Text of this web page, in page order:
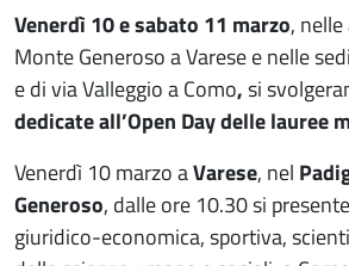
Venerdì 10 e sabato 11 marzo,
Monte Generoso a Varese e nelle
e di via Valleggio a Como,si
dedicate all’Open Day delle lauree
Venerdì 10 marzo aVarese, nel
Generoso, dalle ore 10.30 si
giuridico-economica, sportiva,